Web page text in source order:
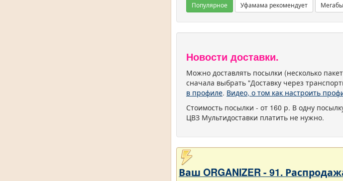
Популярное Уфамама рекомендует
Новости доставки.
Можно доставлять посылки (несколько
сначала выбрать "Доставку через
в профиле. Видео, о том как настроить
Стоимость посылки - от 160 р. В одну
ЦВЗ Мультидоставки платить не нужно.
Ваш ORGANIZER - 91.